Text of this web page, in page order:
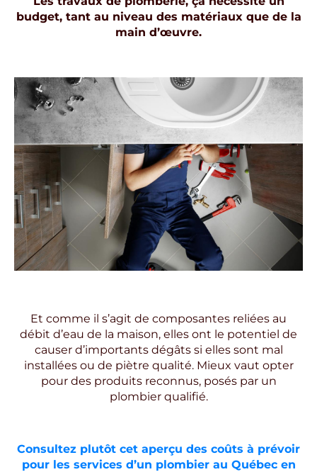
budget, tant au niveau des matériaux que de la
main d’œuvre.
Et comme il s’agit de composantes reliées au
débit d’eau de la maison, elles ont le potentiel de
causer d’importants dégâts si elles sont mal
installées ou de piètre qualité. Mieux vaut opter
pour des produits reconnus, posés par un
plombier qualifié.
Consultez plutôt cet aperçu des coûts à prévoir
pour les services d’un plombier au Québec en